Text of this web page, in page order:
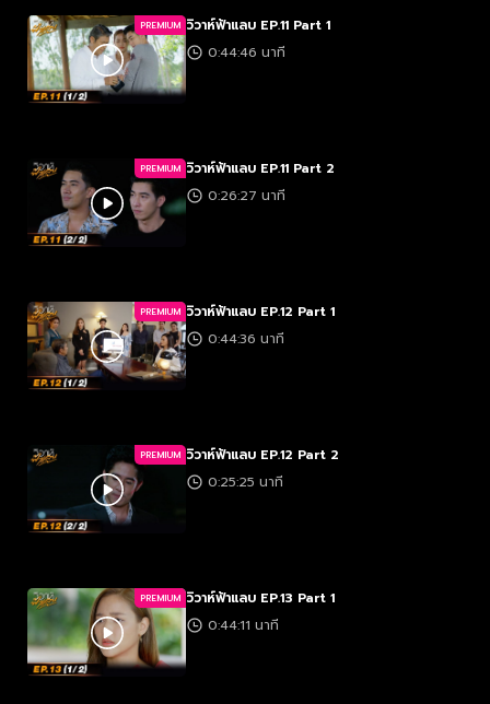
PREMIUM วิวาห์ฟ้าแลบ EP.11 Part 1
0:44:46 นาที
PREMIUM วิวาห์ฟ้าแลบ EP.11 Part 2
0:26:27 นาที
PREMIUM วิวาห์ฟ้าแลบ EP.12 Part 1
0:44:36 นาที
PREMIUM วิวาห์ฟ้าแลบ EP.12 Part 2
0:25:25 นาที
PREMIUM วิวาห์ฟ้าแลบ EP.13 Part 1
0:44:11 นาที